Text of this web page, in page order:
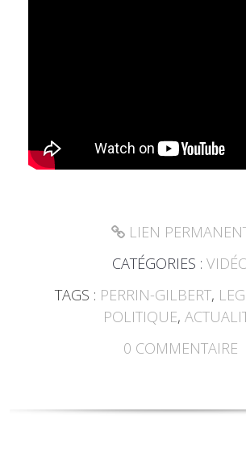
LIEN
CATÉGORIES :
TAGS : PERRIN-GILBERT,
POLITIQUE,
0 COMMENTAIRE